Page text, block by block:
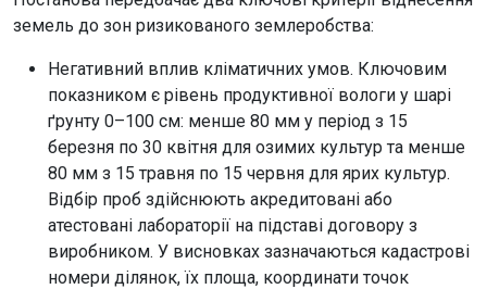
земель до зон ризикованого землеробства:
Негативний вплив кліматичних умов. Ключовим
показником є рівень продуктивної вологи у шарі
ґрунту 0–100 см: менше 80 мм у період з 15
березня по 30 квітня для озимих культур та менше
80 мм з 15 травня по 15 червня для ярих культур.
Відбір проб здійснюють акредитовані або
атестовані лабораторії на підставі договору з
виробником. У висновках зазначаються кадастрові
номери ділянок, їх площа, координати точок